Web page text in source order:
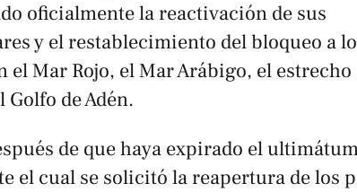
oficialmente la reactivación de sus
y el restablecimiento del bloqueo a
el Mar Rojo, el Mar Arábigo, el estrecho
Golfo de Adén.
de que haya expirado el
el cual se solicitó la reapertura de los